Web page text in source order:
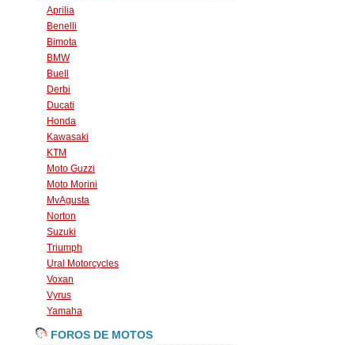
Aprilia
Benelli
Bimota
BMW
Buell
Derbi
Ducati
Honda
Kawasaki
KTM
Moto Guzzi
Moto Morini
MvAgusta
Norton
Suzuki
Triumph
Ural Motorcycles
Voxan
Vyrus
Yamaha
FOROS DE MOTOS